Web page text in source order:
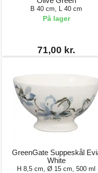
B 40 cm, L 40 cm
På lager
71,00 kr.
GreenGate Suppeskål
White
H 8,5 cm, Ø 15 cm, 500 ml